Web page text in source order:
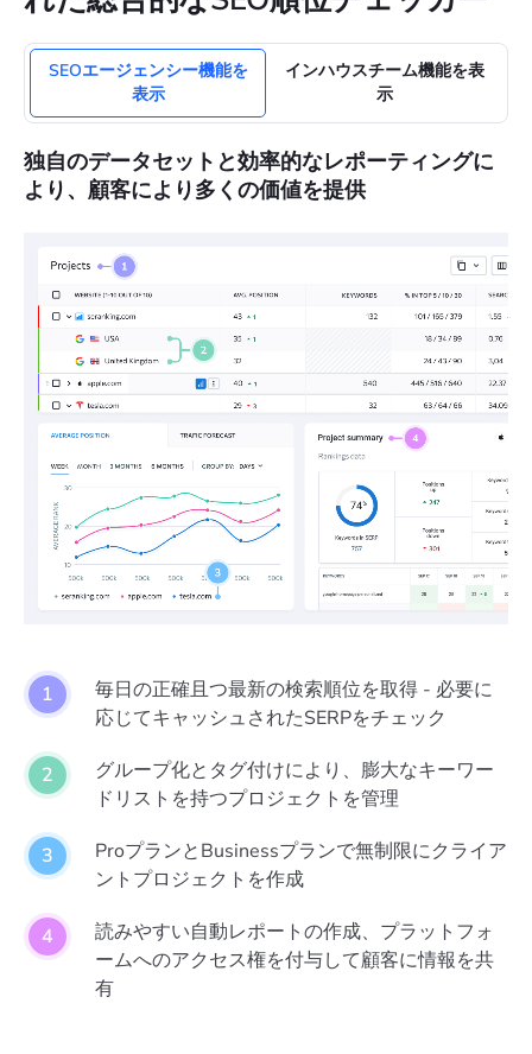
SEOエージェンシー機能を
表示
インハウスチーム機能を表
示
独自のデータセットと効率的なレポーティングに
より、顧客により多くの価値を提供
毎日の正確且つ最新の検索順位を取得 - 必要に
応じてキャッシュされたSERPをチェック
グループ化とタグ付けにより、膨大なキーワー
ドリストを持つプロジェクトを管理
ProプランとBusinessプランで無制限にクライア
ントプロジェクトを作成
読みやすい自動レポートの作成、プラットフォ
ームへのアクセス権を付与して顧客に情報を共
有